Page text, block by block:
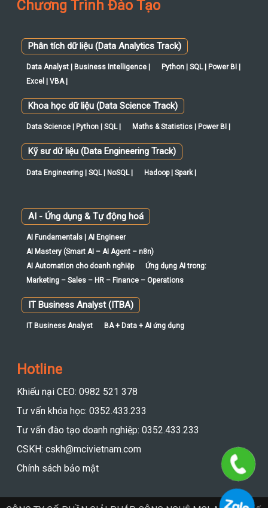
Chương Trình Đào Tạo
Phân tích dữ liệu (Data Analytics Track)
Data Analyst | Business Intelligence |
Python | SQL | Power BI |
Excel | VBA |
Khoa học dữ liệu (Data Science Track)
Data Science | Python | SQL | Maths & Statistics | Power BI |
Kỹ sư dữ liệu (Data Engineering Track)
Data Engineering | SQL | NoSQL | Hadoop | Spark |
AI - Ứng dụng & Tự động hoá
AI Fundamentals | AI Engineer
AI Mastery (Smart AI – AI Agent – n8n)
AI Automation cho doanh nghiệp
Ứng dụng AI trong:
Marketing – Sales – HR – Finance – Operations
IT Business Analyst (ITBA)
IT Business Analyst BA + Data + AI ứng dụng
Hotline
Khiếu nại CEO: 0982 521 378
Tư vấn khóa học: 0352.433.233
Tư vấn đào tạo doanh nghiệp: 0352.433.233
CSKH: cskh@mcivietnam.com
Chính sách bảo mật